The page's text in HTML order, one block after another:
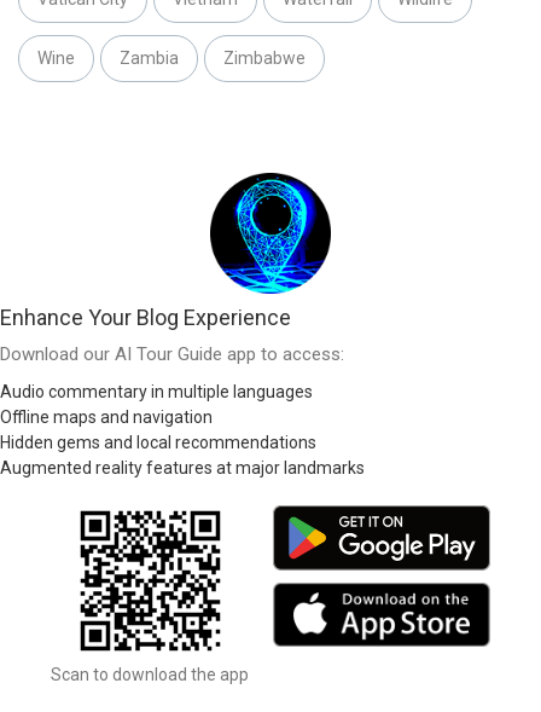
Wine Zambia Zimbabwe
Enhance Your Blog Experience
Download our AI Tour Guide app to access:
Audio commentary in multiple languages
Offline maps and navigation
Hidden gems and local recommendations
Augmented reality features at major landmarks
Scan to download the app